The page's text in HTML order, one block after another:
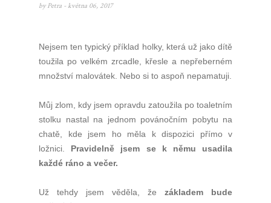
by Petra - května 06, 2017
Nejsem ten typický příklad holky, která už jako dítě
toužila po velkém zrcadle, křesle a nepřeberném
množství malovátek. Nebo si to aspoň nepamatuji.
Můj zlom, kdy jsem opravdu zatoužila po toaletním
stolku nastal na jednom povánočním pobytu na
chatě, kde jsem ho měla k dispozici přímo v
ložnici. Pravidelně jsem se k němu usadila
každé ráno a večer.
Už tehdy jsem věděla, že základem bude